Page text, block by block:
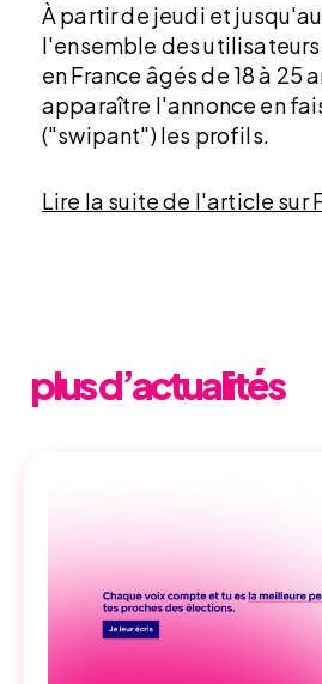
À partir de jeudi et
l'ensemble des
en France âgés de 18 à 25
apparaître l'annonce en
("swipant") les profils.
Lire la suite de l'article sur
plus d’actualités